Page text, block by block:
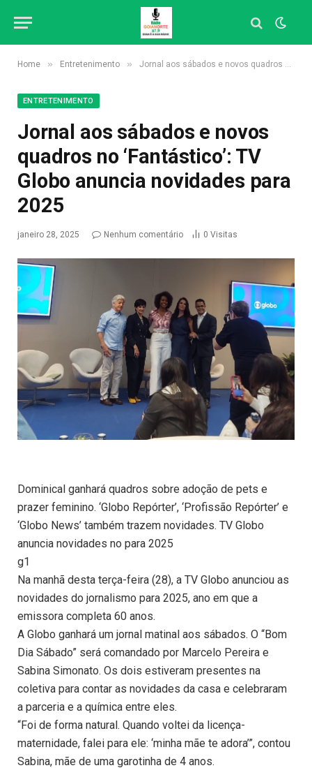
Home » Entretenimento » Jornal aos sábados e novos quadros no ‘Fantástico’: TV Globo anuncia novidades para 2025
ENTRETENIMENTO
Jornal aos sábados e novos
quadros no ‘Fantástico’: TV
Globo anuncia novidades para
2025
janeiro 28, 2025 Nenhum comentário 0 Visitas
Dominical ganhará quadros sobre adoção de pets e
prazer feminino. ‘Globo Repórter’, ‘Profissão Repórter’ e
‘Globo News’ também trazem novidades. TV Globo
anuncia novidades no para 2025
g1
Na manhã desta terça-feira (28), a TV Globo anunciou as
novidades do jornalismo para 2025, ano em que a
emissora completa 60 anos.
A Globo ganhará um jornal matinal aos sábados. O “Bom
Dia Sábado” será comandado por Marcelo Pereira e
Sabina Simonato. Os dois estiveram presentes na
coletiva para contar as novidades da casa e celebraram
a parceria e a química entre eles.
“Foi de forma natural. Quando voltei da licença-
maternidade, falei para ele: ‘minha mãe te adora’”, contou
Sabina, mãe de uma garotinha de 4 anos.